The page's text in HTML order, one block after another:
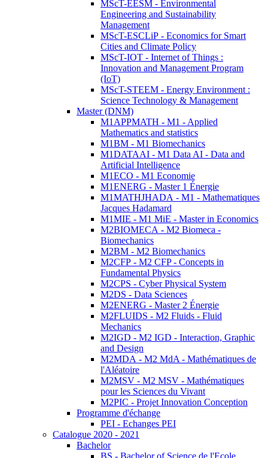
MScT-EESM - Environmental
Engineering and Sustainability
Management
MScT-ESCLiP - Economics for Smart
Cities and Climate Policy
MScT-IOT - Internet of Things :
Innovation and Management Program
(IoT)
MScT-STEEM - Energy Environment :
Science Technology & Management
Master (DNM)
M1APPMATH - M1 - Applied
Mathematics and statistics
M1BM - M1 Biomechanics
M1DATAAI - M1 Data AI - Data and
Artificial Intelligence
M1ECO - M1 Economie
M1ENERG - Master 1 Énergie
M1MATHJHADA - M1 - Mathematiques
Jacques Hadamard
M1MIE - M1 MiE - Master in Economics
M2BIOMECA - M2 Biomeca -
Biomechanics
M2BM - M2 Biomechanics
M2CFP - M2 CFP - Concepts in
Fundamental Physics
M2CPS - Cyber Physical System
M2DS - Data Sciences
M2ENERG - Master 2 Énergie
M2FLUIDS - M2 Fluids - Fluid
Mechanics
M2IGD - M2 IGD - Interaction, Graphic
and Design
M2MDA - M2 MdA - Mathématiques de
l'Aléatoire
M2MSV - M2 MSV - Mathématiques
pour les Sciences du Vivant
M2PIC - Projet Innovation Conception
Programme d'échange
PEI - Echanges PEI
Catalogue 2020 - 2021
Bachelor
BS - Bachelor of Science de l'Ecole